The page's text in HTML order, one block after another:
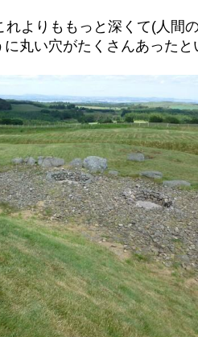
れよりももっと深くて(人間
丸い穴がたくさんあったと